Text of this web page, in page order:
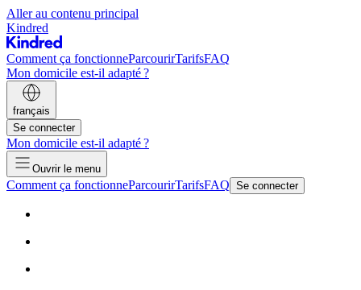
Aller au contenu principal
Kindred
Comment ça fonctionneParcourirTarifsFAQ
Mon domicile est-il adapté ?
français
Se connecter
Mon domicile est-il adapté ?
Ouvrir le menu
Comment ça fonctionneParcourirTarifsFAQ Se connecter